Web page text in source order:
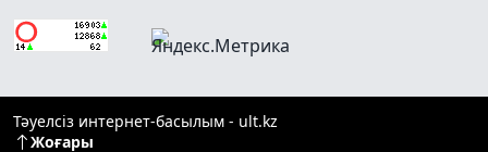
Тәуелсіз интернет-басылым - ult.kz
Жоғары